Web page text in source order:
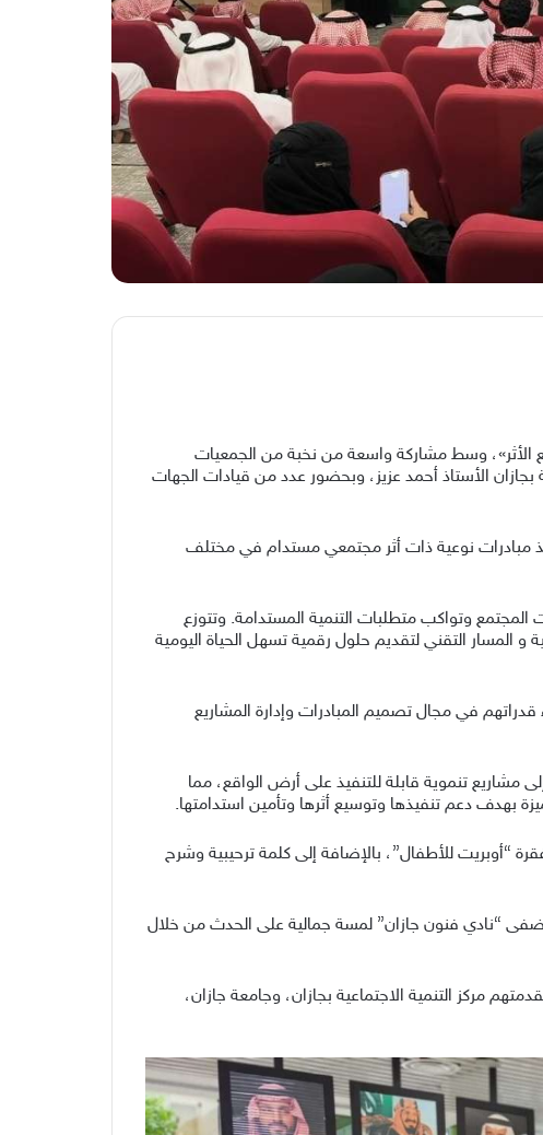
الأثر»، وسط مشاركة واسعة من نخبة من الجمعيات
الأستاذ أحمد عزيز، وبحضور عدد من قيادات الجهات
مبادرات نوعية ذات أثر مجتمعي مستدام في مختلف
المجتمع وتواكب متطلبات التنمية المستدامة. وتتوزع
و المسار التقني لتقديم حلول رقمية تسهل الحياة اليومية
في مجال تصميم المبادرات وإدارة المشاريع
مشاريع تنموية قابلة للتنفيذ على أرض الواقع، مما
بهدف دعم تنفيذها وتوسيع أثرها وتأمين استدامتها.
“أوبريت للأطفال”، بالإضافة إلى كلمة ترحيبية وشرح
“نادي فنون جازان” لمسة جمالية على الحدث من خلال
مركز التنمية الاجتماعية بجازان، وجامعة جازان،